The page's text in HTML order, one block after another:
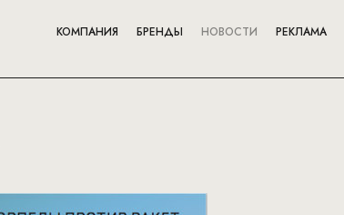
КОМПАНИЯ БРЕНДЫ НОВОСТИ РЕКЛАМА